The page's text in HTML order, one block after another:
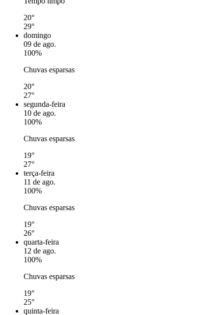
20°
29°
domingo
09 de ago.
100%
Chuvas esparsas
20°
27°
segunda-feira
10 de ago.
100%
Chuvas esparsas
19°
27°
terça-feira
11 de ago.
100%
Chuvas esparsas
19°
26°
quarta-feira
12 de ago.
100%
Chuvas esparsas
19°
25°
quinta-feira